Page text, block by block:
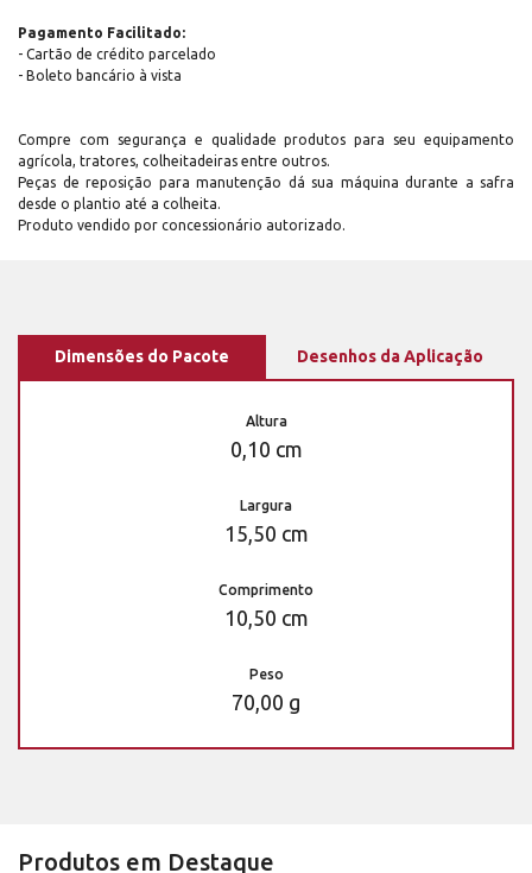
Pagamento Facilitado:
- Cartão de crédito parcelado
- Boleto bancário à vista
Compre com segurança e qualidade produtos para seu equipamento
agrícola, tratores, colheitadeiras entre outros.
Peças de reposição para manutenção dá sua máquina durante a safra
desde o plantio até a colheita.
Produto vendido por concessionário autorizado.
Dimensões do Pacote Desenhos da Aplicação
Altura
0,10 cm
Largura
15,50 cm
Comprimento
10,50 cm
Peso
70,00 g
Produtos em Destaque